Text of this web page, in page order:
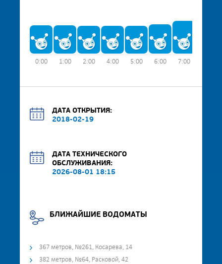
0:00 1:00 2:00 4:00 5:00 6:00 7:00
ДАТА ОТКРЫТИЯ:
2018-02-19
ДАТА ТЕХНИЧЕСКОГО
ОБСЛУЖИВАНИЯ:
2026-08-01 18:15
БЛИЖАЙШИЕ ВОДОМАТЫ
367 метров, №261, Косарева, 14
382 метров, №64, Расковой, 42